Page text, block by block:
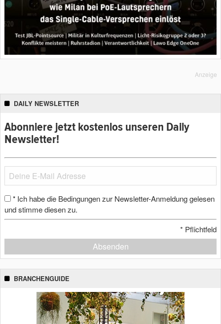
Anzeige
DAILY NEWSLETTER
Abonniere jetzt kostenlos unseren Daily
Newsletter!
* Ich habe die Bedingungen zur Newsletter-Anmeldung gelesen
und stimme diesen zu.
* Pflichtfeld
Absenden
BRANCHENGUIDE